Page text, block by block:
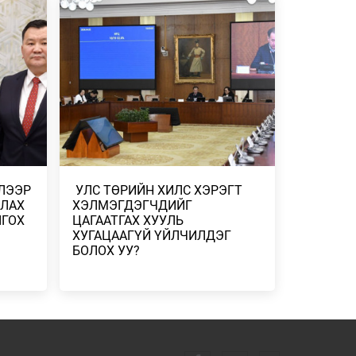
ҮЕДЭЭ ТЭЭВРИЙН …
2026/07/25
​ УЛС ТӨРИЙН ХИЛС ХЭРЭГТ
ХЭЛМЭГДЭГЧДИЙГ
ЦАГААТГАХ ХУУЛЬ
ХУГАЦААГҮЙ ҮЙЛЧИЛДЭГ
БОЛОХ УУ?